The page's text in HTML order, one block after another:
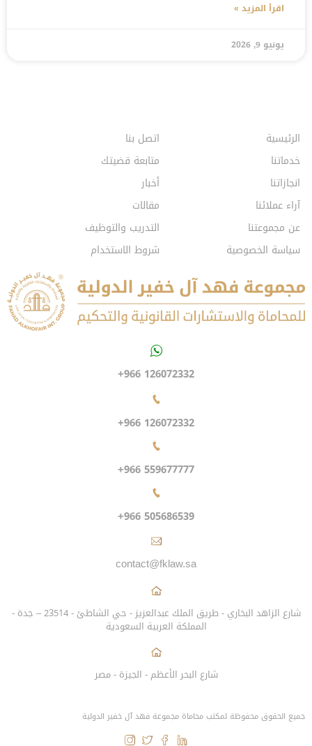
اقرأ المزيد »
يونيو 9, 2026
الرئيسية
خدماتنا
انجازاتنا
آراء عملائنا
عن مجموعتنا
سياسة الخصوصية
اتصل بنا
متابعة قضيتك
أخبار
مقالات
التدريب والتوظيف
شروط الاستخدام
+966 126072332
+966 126072332
+966 559677777
+966 505686539
contact@fklaw.sa
شارع الزاهد البخاري - طريق الملك عبدالعزيز - حي الشاطئ - 23514 – جدة -
المملكة العربية السعودية
شارع البحر الأعظم - الجيزة - مصر
جميع الحقوق محفوظة لمكتب محاماة مجموعة فهد آل خفير الدولية